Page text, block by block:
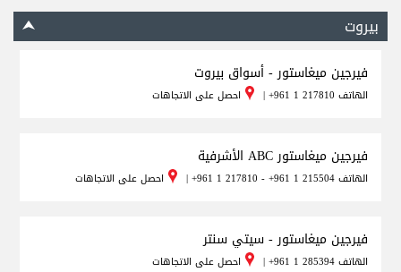
بيروت
فيرجين ميغاستور - أسواق بيروت
الهاتف +961 1 217810
| احصل على الاتجاهات
فيرجين ميغاستور ABC الأشرفية
الهاتف+961 1 217810 - +961 1 215504
| احصل على الاتجاهات
فيرجين ميغاستور - سيتي سنتر
الهاتف+961 1 285394
| احصل على الاتجاهات